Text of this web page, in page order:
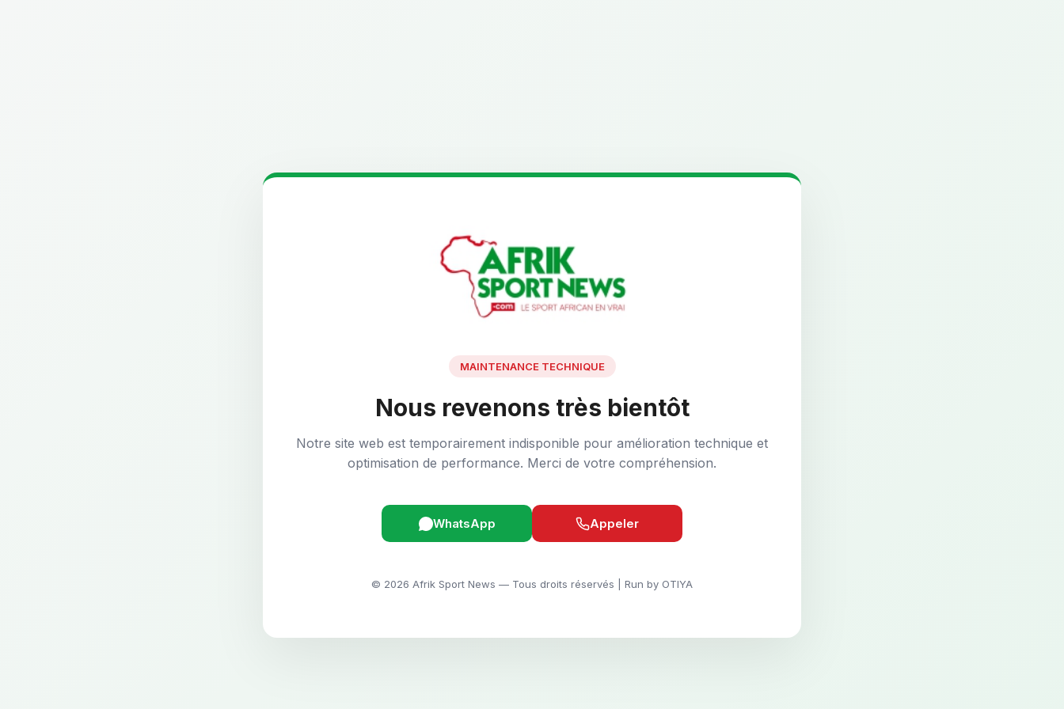
MAINTENANCE TECHNIQUE
Nous revenons très bientôt
Notre site web est temporairement indisponible pour amélioration technique et
optimisation de performance. Merci de votre compréhension.
WhatsApp Appeler
© 2026 Afrik Sport News — Tous droits réservés | Run by OTIYA